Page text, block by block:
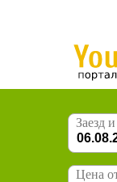
Заезд
Цена